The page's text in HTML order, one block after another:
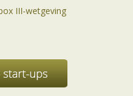
III-wetgeving